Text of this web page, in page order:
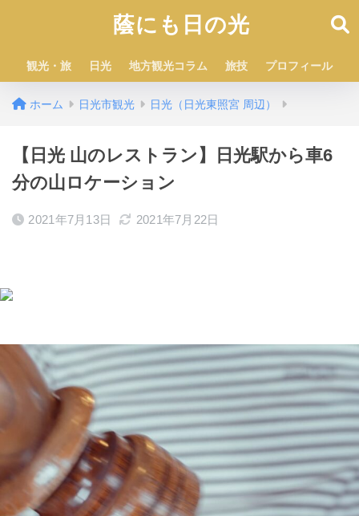
蔭にも日の光
観光・旅 日光 地方観光コラム 旅技 プロフィール
ホーム 日光市観光 日光（日光東照宮 周辺）
【日光 山のレストラン】日光駅から車6
分の山ロケーション
2021年7月13日 2021年7月22日